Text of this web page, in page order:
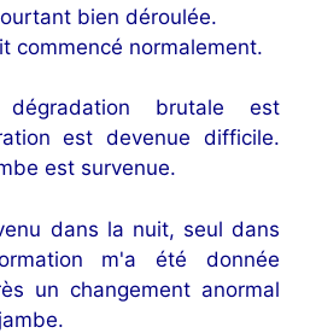
bien déroulée.
commencé normalement.
dégradation brutale est
est devenue difficile.
est survenue.
dans la nuit, seul dans
m'a été donnée
un changement anormal